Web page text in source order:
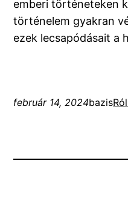
emberi történeteken
történelem gyakran
ezek lecsapódásait a
február 14, 2024bazis